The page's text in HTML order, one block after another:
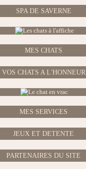
SPA DE SAVERNE
MES CHATS
VOS CHATS A L'HONNEUR
MES SERVICES
JEUX ET DETENTE
PARTENAIRES DU SITE